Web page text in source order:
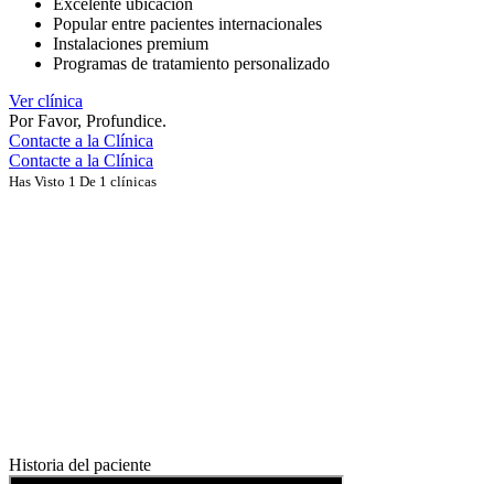
Popular entre pacientes internacionales
Instalaciones premium
Programas de tratamiento personalizado
Ver clínica
Por Favor, Profundice.
Contacte a la Clínica
Contacte a la Clínica
Has Visto 1 De 1 clínicas
Historia del paciente